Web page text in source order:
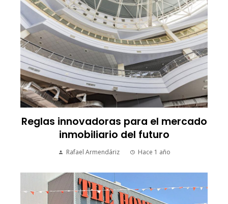
Reglas innovadoras para el mercado
inmobiliario del futuro
Rafael Armendáriz Hace 1 año